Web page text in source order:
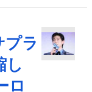
プラ
し
ロ